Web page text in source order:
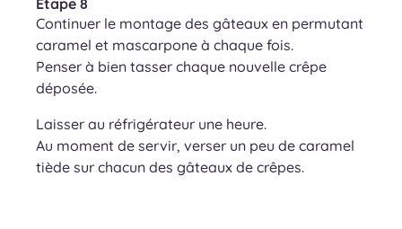
Étape 8
Continuer le montage des gâteaux en permutant
caramel et mascarpone à chaque fois.
Penser à bien tasser chaque nouvelle crêpe
déposée.
Laisser au réfrigérateur une heure.
Au moment de servir, verser un peu de caramel
tiède sur chacun des gâteaux de crêpes.